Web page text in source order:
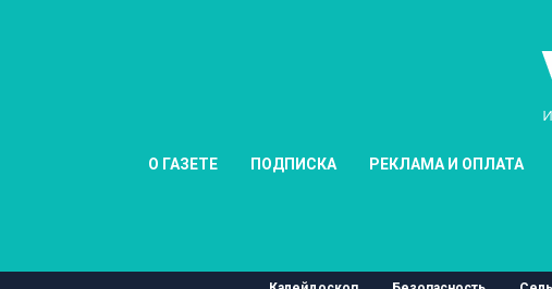
О ГАЗЕТЕ ПОДПИСКА РЕКЛАМА И ОПЛАТА